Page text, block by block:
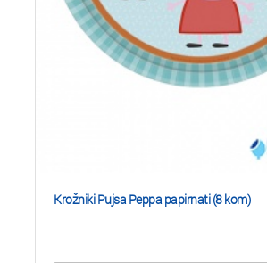
Krožniki Pujsa Peppa papirnati (8 kom)